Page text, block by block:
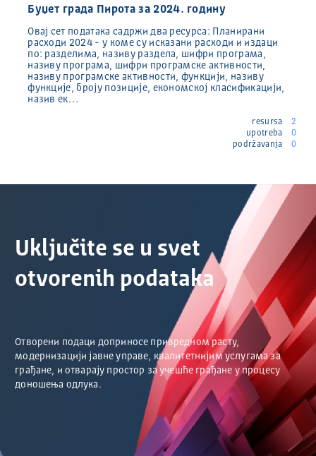
Буџет града Пирота за 2024. годину
Овај сет података садржи два ресурса: Планирани
расходи 2024 - у коме су исказани расходи и издаци
по: разделима, називу раздела, шифри програма,
називу програма, шифри програмске активности,
називу програмске активности, функцији, називу
функције, броју позиције, економској класификацији,
назив ек…
resursa
2
upotreba
0
podržavanja
0
Uključite se u svet
otvorenih podataka
Отворени подаци доприносе привредном расту,
модернизацији јавне управе, квалитетнијим услугама за
грађане, и отварају простор за учешће грађане у процесу
доношења одлука.